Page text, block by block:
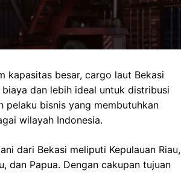
kapasitas besar, cargo laut Bekasi
dan lebih ideal untuk distribusi
pelaku bisnis yang membutuhkan
wilayah Indonesia.
dari Bekasi meliputi Kepulauan Riau,
dan Papua. Dengan cakupan tujuan